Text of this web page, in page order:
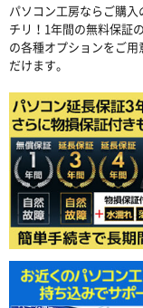
パソコン工房ならご購
チリ！1年間の無料保証
の各種オプションをご
だけます。